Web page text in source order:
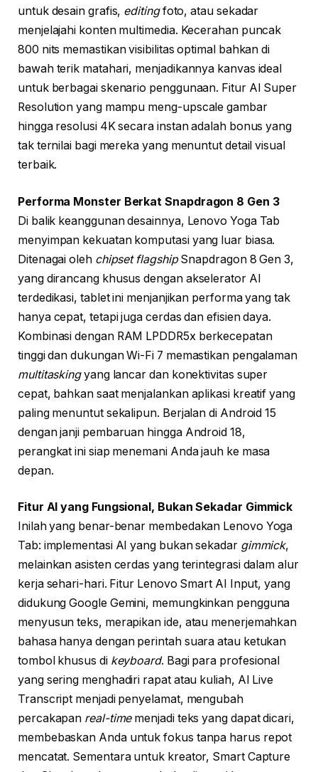
untuk desain grafis, editingfoto, atau sekadar
menjelajahi konten multimedia. Kecerahan puncak
800 nits memastikan visibilitas optimal bahkan di
bawah terik matahari, menjadikannya kanvas ideal
untuk berbagai skenario penggunaan. Fitur AI Super
Resolution yang mampu meng-upscale gambar
hingga resolusi 4K secara instan adalah bonus yang
tak ternilai bagi mereka yang menuntut detail visual
terbaik.
Performa Monster Berkat Snapdragon 8 Gen 3
Di balik keanggunan desainnya, Lenovo Yoga Tab
menyimpan kekuatan komputasi yang luar biasa.
Ditenagai oleh chipset flagshipSnapdragon 8 Gen 3,
yang dirancang khusus dengan akselerator AI
terdedikasi, tablet ini menjanjikan performa yang tak
hanya cepat, tetapi juga cerdas dan efisien daya.
Kombinasi dengan RAM LPDDR5x berkecepatan
tinggi dan dukungan Wi-Fi 7 memastikan pengalaman
multitaskingyang lancar dan konektivitas super
cepat, bahkan saat menjalankan aplikasi kreatif yang
paling menuntut sekalipun. Berjalan di Android 15
dengan janji pembaruan hingga Android 18,
perangkat ini siap menemani Anda jauh ke masa
depan.
Fitur AI yang Fungsional, Bukan Sekadar Gimmick
Inilah yang benar-benar membedakan Lenovo Yoga
Tab: implementasi AI yang bukan sekadar gimmick,
melainkan asisten cerdas yang terintegrasi dalam alur
kerja sehari-hari. Fitur Lenovo Smart AI Input, yang
didukung Google Gemini, memungkinkan pengguna
menyusun teks, merapikan ide, atau menerjemahkan
bahasa hanya dengan perintah suara atau ketukan
tombol khusus di keyboard. Bagi para profesional
yang sering menghadiri rapat atau kuliah, AI Live
Transcript menjadi penyelamat, mengubah
percakapan real-timemenjadi teks yang dapat dicari,
membebaskan Anda untuk fokus tanpa harus repot
mencatat. Sementara untuk kreator, Smart Capture